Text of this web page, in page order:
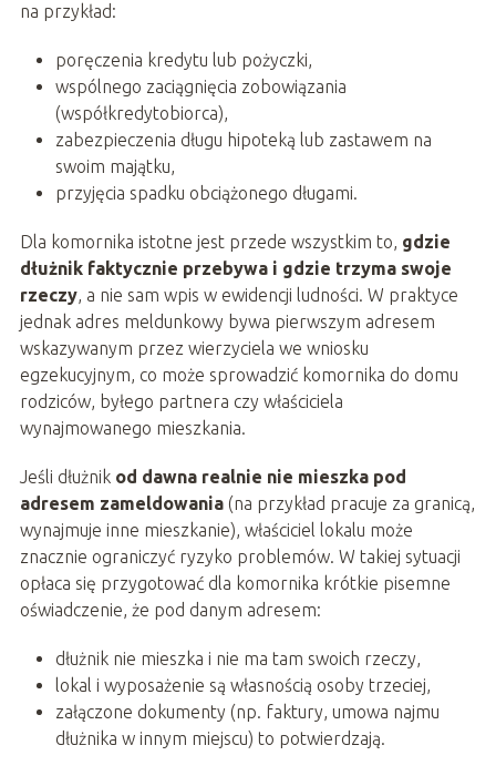
na przykład:
poręczenia kredytu lub pożyczki,
wspólnego zaciągnięcia zobowiązania
(współkredytobiorca),
zabezpieczenia długu hipoteką lub zastawem na
swoim majątku,
przyjęcia spadku obciążonego długami.
Dla komornika istotne jest przede wszystkim to, gdzie
dłużnik faktycznie przebywa i gdzie trzyma swoje
rzeczy, a nie sam wpis w ewidencji ludności. W praktyce
jednak adres meldunkowy bywa pierwszym adresem
wskazywanym przez wierzyciela we wniosku
egzekucyjnym, co może sprowadzić komornika do domu
rodziców, byłego partnera czy właściciela
wynajmowanego mieszkania.
Jeśli dłużnik od dawna realnie nie mieszka pod
adresem zameldowania(na przykład pracuje za granicą,
wynajmuje inne mieszkanie), właściciel lokalu może
znacznie ograniczyć ryzyko problemów. W takiej sytuacji
opłaca się przygotować dla komornika krótkie pisemne
oświadczenie, że pod danym adresem:
dłużnik nie mieszka i nie ma tam swoich rzeczy,
lokal i wyposażenie są własnością osoby trzeciej,
załączone dokumenty (np. faktury, umowa najmu
dłużnika w innym miejscu) to potwierdzają.